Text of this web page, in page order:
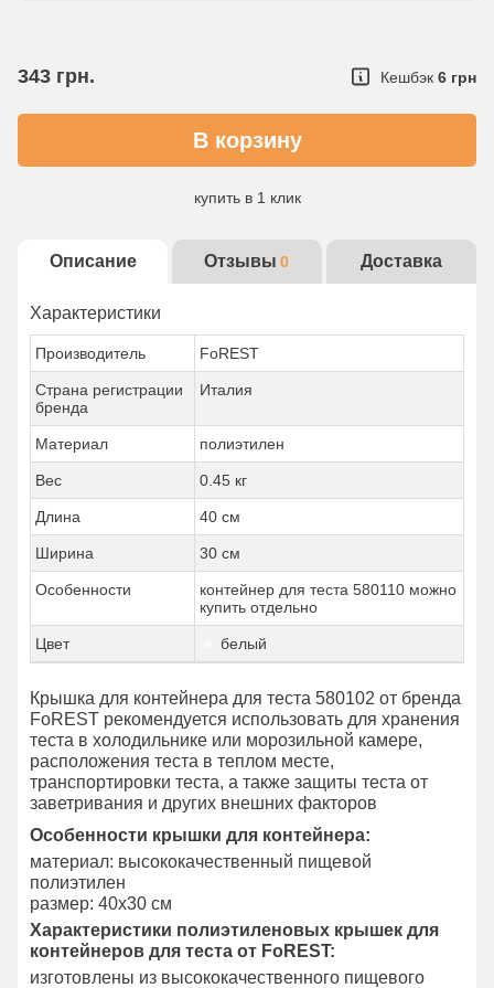
343 грн. Кешбэк 6 грн
купить в 1 клик
Детальнее об услуге
Описание Отзывы 0 Доставка
Характеристики
Производитель FoREST
Страна регистрации
бренда
Италия
Материал полиэтилен
Вес 0.45 кг
Длина 40 см
Ширина 30 см
Особенности
контейнер для теста 580110 можно
купить отдельно
Цвет белый
Крышка для контейнера для теста 580102 от бренда
FoREST рекомендуется использовать для хранения
теста в холодильнике или морозильной камере,
расположения теста в теплом месте,
транспортировки теста, а также защиты теста от
заветривания и других внешних факторов
Особенности крышки для контейнера:
материал: высококачественный пищевой
полиэтилен
размер: 40х30 см
Характеристики полиэтиленовых крышек для
контейнеров для теста от FoREST:
изготовлены из высококачественного пищевого